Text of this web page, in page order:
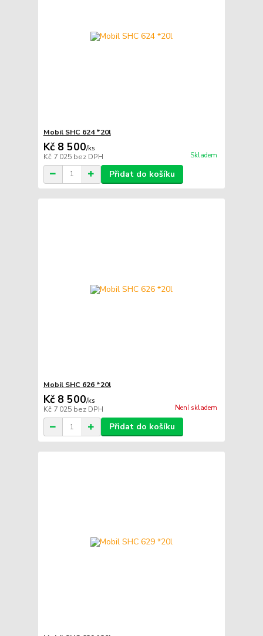
Mobil SHC 624 *20l
Kč 8 500/ks
Kč 7 025 bez DPH Skladem
Přidat do košíku
Mobil SHC 626 *20l
Kč 8 500/ks
Kč 7 025 bez DPH Není skladem
Přidat do košíku